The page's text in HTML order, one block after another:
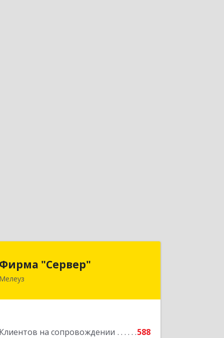
Фирма "Сервер"
Мелеуз
Клиентов на сопровождении
588
Подробнее